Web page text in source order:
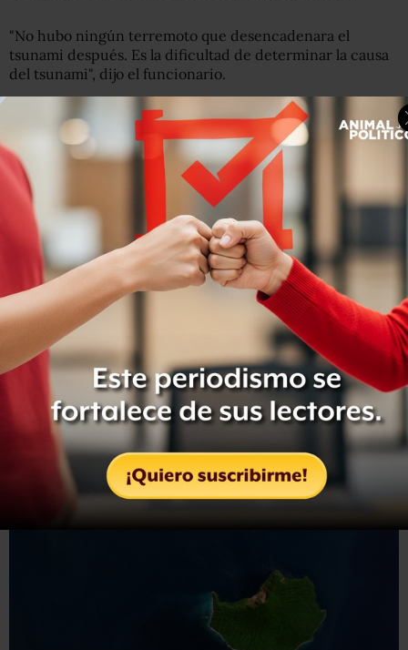
"No hubo ningún terremoto que desencadenara el
tsunami después. Es la dificultad de determinar la causa
del tsunami", dijo el funcionario.
¿Cómo se pudo haber producido entonces?
El vulcanólogo Jess Phoenix le dijo a la BBC que cuando
los volcanes entran en erupción, el magma caliente crea
un empuje bajo tierra.
Éste puede desplazarse y romper rocas más frías, lo cual
en ocasiones genera grandes derrumbes.